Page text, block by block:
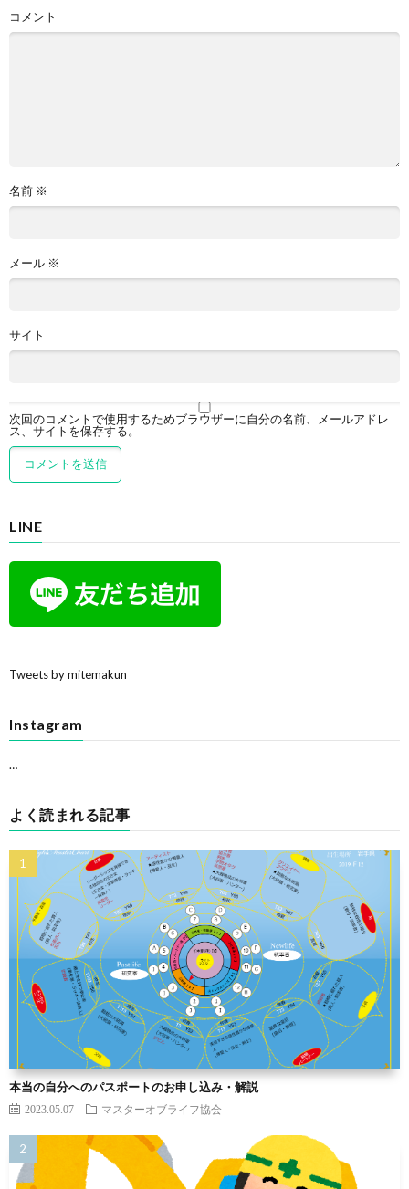
コメント
名前 ※
メール ※
サイト
次回のコメントで使用するためブラウザーに自分の名前、メールアドレ
ス、サイトを保存する。
LINE
Tweets by mitemakun
Instagram
…
よく読まれる記事
本当の自分へのパスポートのお申し込み・解説
2023.05.07 マスターオブライフ協会